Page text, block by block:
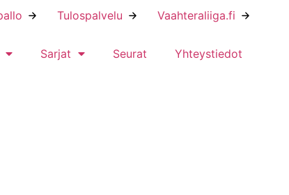
Tulospalvelu Vaahteraliiga.fi
Sarjat Seurat Yhteystiedot